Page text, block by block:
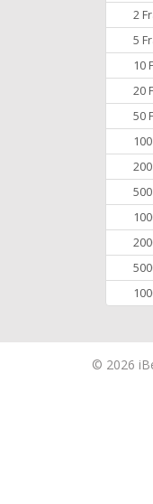
2
5
10
20
50
© 2026